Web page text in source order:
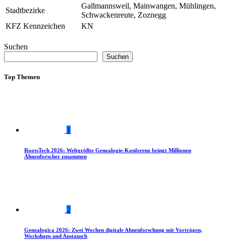
Stadtbezirke
Gallmannsweil, Mainwangen, Mühlingen,
Schwackenreute, Zoznegg
KFZ Kennzeichen
KN
Suchen
Suchen
Top Themen
1
RootsTech 2026: Weltgrößte Genealogie-Konferenz bringt Millionen
Ahnenforscher zusammen
2
Genealogica 2026: Zwei Wochen digitale Ahnenforschung mit Vorträgen,
Workshops und Austausch